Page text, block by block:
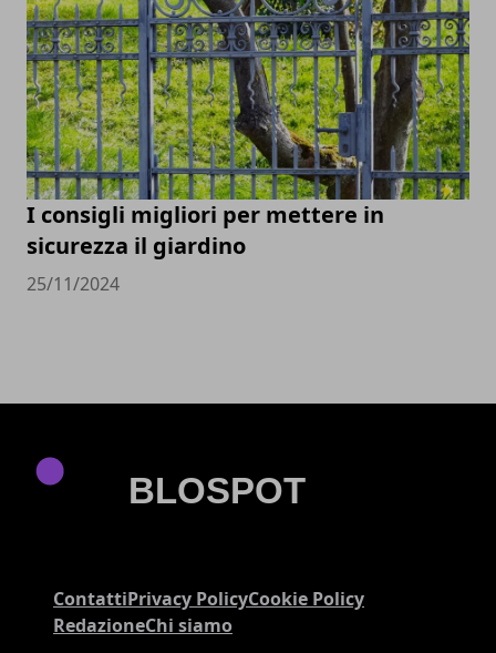
I consigli migliori per mettere in
sicurezza il giardino
25/11/2024
ContattiPrivacy PolicyCookie Policy
RedazioneChi siamo